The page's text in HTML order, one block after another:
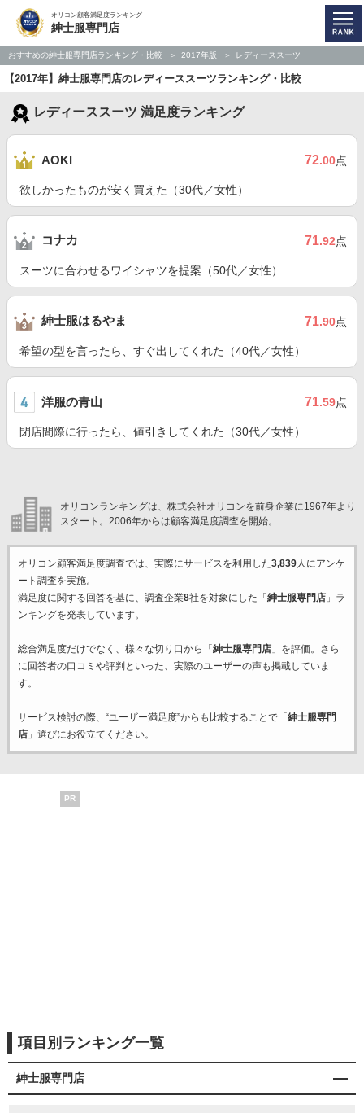
オリコン顧客満足度ランキング
紳士服専門店
おすすめの紳士服専門店ランキング・比較 2017年版 レディーススーツ
【2017年】紳士服専門店のレディーススーツランキング・比較
レディーススーツ 満足度ランキング
AOKI 72.00点
欲しかったものが安く買えた（30代／女性）
コナカ 71.92点
スーツに合わせるワイシャツを提案（50代／女性）
紳士服はるやま 71.90点
希望の型を言ったら、すぐ出してくれた（40代／女性）
洋服の青山 71.59点
閉店間際に行ったら、値引きしてくれた（30代／女性）
オリコンランキングは、株式会社オリコンを前身企業に1967年より
スタート。2006年からは顧客満足度調査を開始。
オリコン顧客満足度調査では、実際にサービスを利用した3,839人にアンケ
ート調査を実施。
満足度に関する回答を基に、調査企業8社を対象にした「 紳士服専門店」ラ
ンキングを発表しています。
総合満足度だけでなく、様々な切り口から「 紳士服専門店」を評価。さら
に回答者の口コミや評判といった、実際のユーザーの声も掲載していま
す。
サービス検討の際、“ユーザー満足度”からも比較することで「 紳士服専門
店」選びにお役立てください。
PR
項目別ランキング一覧
紳士服専門店